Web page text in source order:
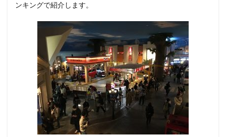
ンキングで紹介します。